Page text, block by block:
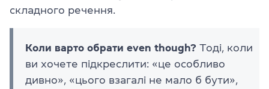
складного речення.
Коли варто обрати even though? Тоді, коли
ви хочете підкреслити: «це особливо
дивно», «цього взагалі не мало б бути»,